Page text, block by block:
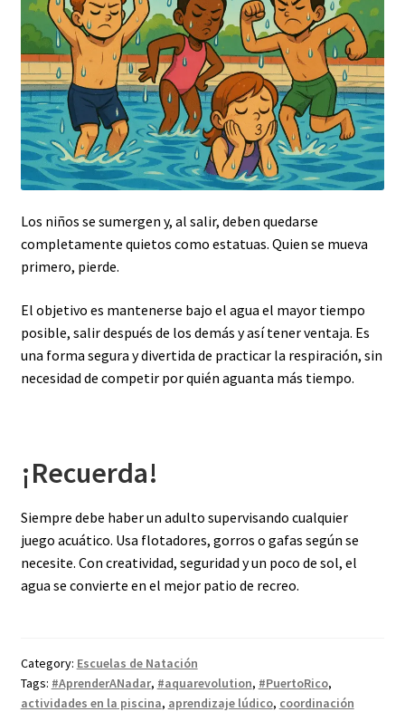
Los niños se sumergen y, al salir, deben quedarse
completamente quietos como estatuas. Quien se mueva
primero, pierde.
El objetivo es mantenerse bajo el agua el mayor tiempo
posible, salir después de los demás y así tener ventaja. Es
una forma segura y divertida de practicar la respiración, sin
necesidad de competir por quién aguanta más tiempo.
¡Recuerda!
Siempre debe haber un adulto supervisando cualquier
juego acuático. Usa flotadores, gorros o gafas según se
necesite. Con creatividad, seguridad y un poco de sol, el
agua se convierte en el mejor patio de recreo.
Category: Escuelas de Natación
Tags: #AprenderANadar, #aquarevolution, #PuertoRico,
actividades en la piscina, aprendizaje lúdico, coordinación